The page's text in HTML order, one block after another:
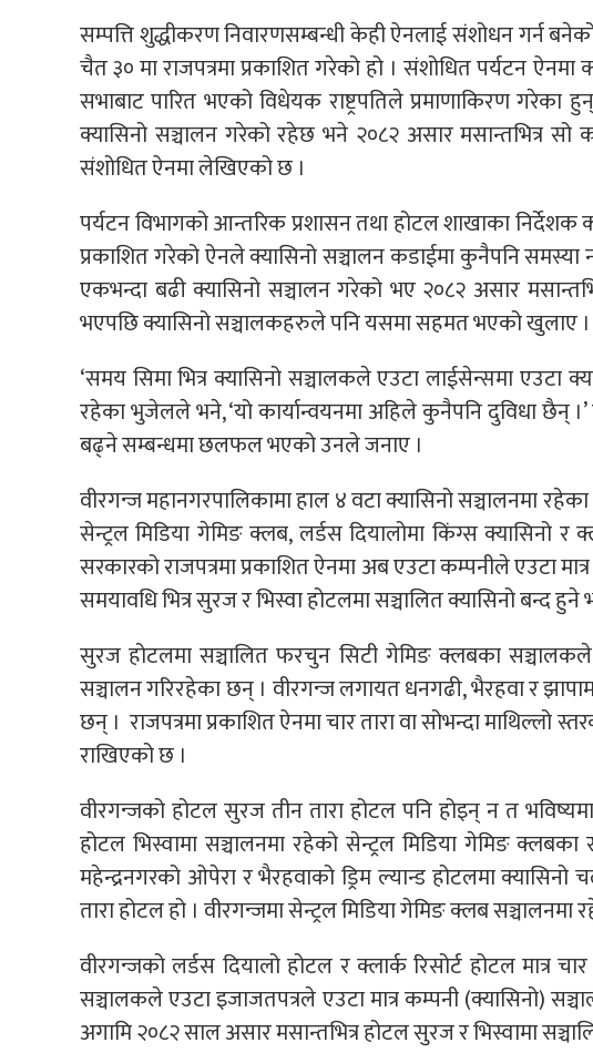
सम्पत्ति शुद्धीकरण निवारणसम्बन्धी केही ऐनलाई संशोधन गर्न
चैत ३० मा राजपत्रमा प्रकाशित गरेको हो । संशोधित पर्यटन ऐनमा
सभाबाट पारित भएको विधेयक राष्ट्रपतिले प्रमाणाकिरण
क्यासिनो सञ्चालन गरेको रहेछ भने २०८२ असार मसान्तभित्र
संशोधित ऐनमा लेखिएको छ ।
पर्यटन विभागको आन्तरिक प्रशासन तथा होटल शाखाका
प्रकाशित गरेको ऐनले क्यासिनो सञ्चालन कडाईमा कुनैपनि
एकभन्दा बढी क्यासिनो सञ्चालन गरेको भए २०८२ असार
भएपछि क्यासिनो सञ्चालकहरुले पनि यसमा सहमत भएको खुलाए ।
‘समय सिमा भित्र क्यासिनो सञ्चालकले एउटा लाईसेन्समा एउटा
रहेका भुजेलले भने, ‘यो कार्यान्वयनमा अहिले कुनैपनि दुविधा छैन्
बढ्ने सम्बन्धमा छलफल भएको उनले जनाए ।
वीरगन्ज महानगरपालिकामा हाल ४ वटा क्यासिनो सञ्चालनमा
सेन्ट्रल मिडिया गेमिङ क्लब, लर्डस दियालोमा किंग्स क्यासिनो र
सरकारको राजपत्रमा प्रकाशित ऐनमा अब एउटा कम्पनीले एउटा
समयावधि भित्र सुरज र भिस्वा होटलमा सञ्चालित क्यासिनो बन्द
सुरज होटलमा सञ्चालित फरचुन सिटी गेमिङ क्लबका
सञ्चालन गरिरहेका छन् । वीरगन्ज लगायत धनगढी, भैरहवा र
छन् । राजपत्रमा प्रकाशित ऐनमा चार तारा वा सोभन्दा माथिल्लो
राखिएको छ ।
वीरगन्जको होटल सुरज तीन तारा होटल पनि होइन् न त
होटल भिस्वामा सञ्चालनमा रहेको सेन्ट्रल मिडिया गेमिङ
महेन्द्रनगरको ओपेरा र भैरहवाको ड्रिम ल्यान्ड होटलमा
तारा होटल हो । वीरगन्जमा सेन्ट्रल मिडिया गेमिङ क्लब सञ्चालनमा
वीरगन्जको लर्डस दियालो होटल र क्लार्क रिसोर्ट होटल मात्र
सञ्चालकले एउटा इजाजतपत्रले एउटा मात्र कम्पनी (क्यासिनो)
अगामि २०८२ साल असार मसान्तभित्र होटल सुरज र भिस्वामा